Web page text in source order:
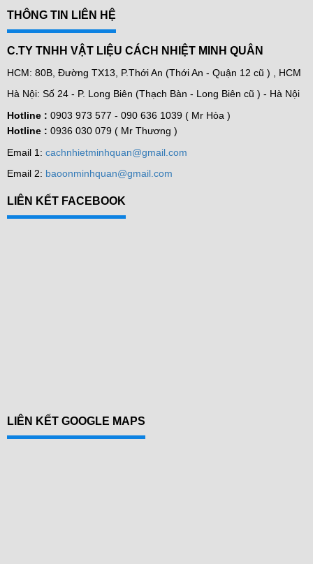
THÔNG TIN LIÊN HỆ
C.TY TNHH VẬT LIỆU CÁCH NHIỆT MINH QUÂN
HCM: 80B, Đường TX13, P.Thới An (Thới An - Quận 12 cũ ) , HCM
Hà Nội: Số 24 - P. Long Biên (Thạch Bàn - Long Biên cũ ) - Hà Nội
Hotline : 0903 973 577 - 090 636 1039 ( Mr Hòa )
Hotline : 0936 030 079 ( Mr Thương )
Email 1: cachnhietminhquan@gmail.com
Email 2: baoonminhquan@gmail.com
LIÊN KẾT FACEBOOK
LIÊN KẾT GOOGLE MAPS